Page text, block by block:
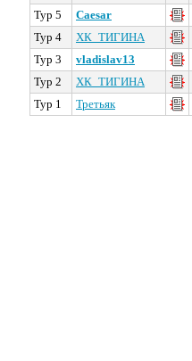
Тур 5
Caesar
Тур 4
ХК_ТИГИНА
Тур 3
vladislav13
Тур 2
ХК_ТИГИНА
Тур 1
Третьяк